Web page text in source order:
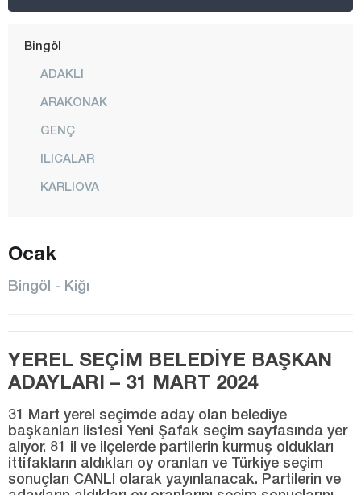
Bilecik
Bingöl
ADAKLI
ARAKONAK
GENÇ
ILICALAR
KARLIOVA
MERKEZ
SANCAK
YAYLADERE
YEDİSU
Bitlis
Bolu
Burdur
Bursa
Ocak
Bingöl - Kiğı
YEREL SEÇİM BELEDİYE BAŞKAN
ADAYLARI – 31 MART 2024
31 Mart yerel seçimde aday olan belediye
başkanları listesi Yeni Şafak seçim sayfasında yer
alıyor. 81 il ve ilçelerde partilerin kurmuş oldukları
ittifakların aldıkları oy oranları ve Türkiye seçim
sonuçları CANLI olarak yayınlanacak. Partilerin ve